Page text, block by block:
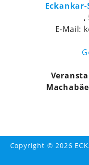
,
E-Mail:
Copyright © 2026